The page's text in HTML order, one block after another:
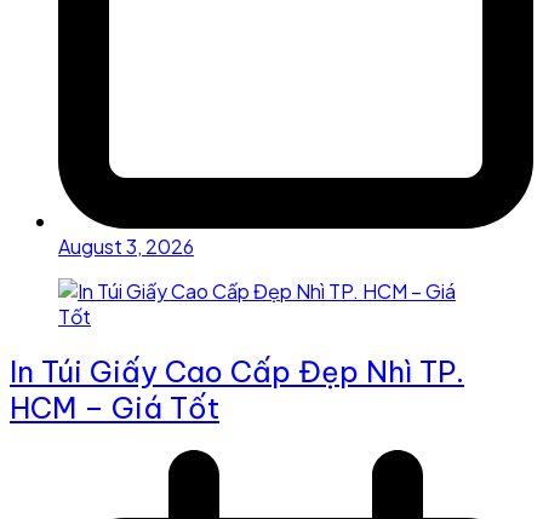
August 3, 2026
In Túi Giấy Cao Cấp Đẹp Nhì TP.
HCM – Giá Tốt